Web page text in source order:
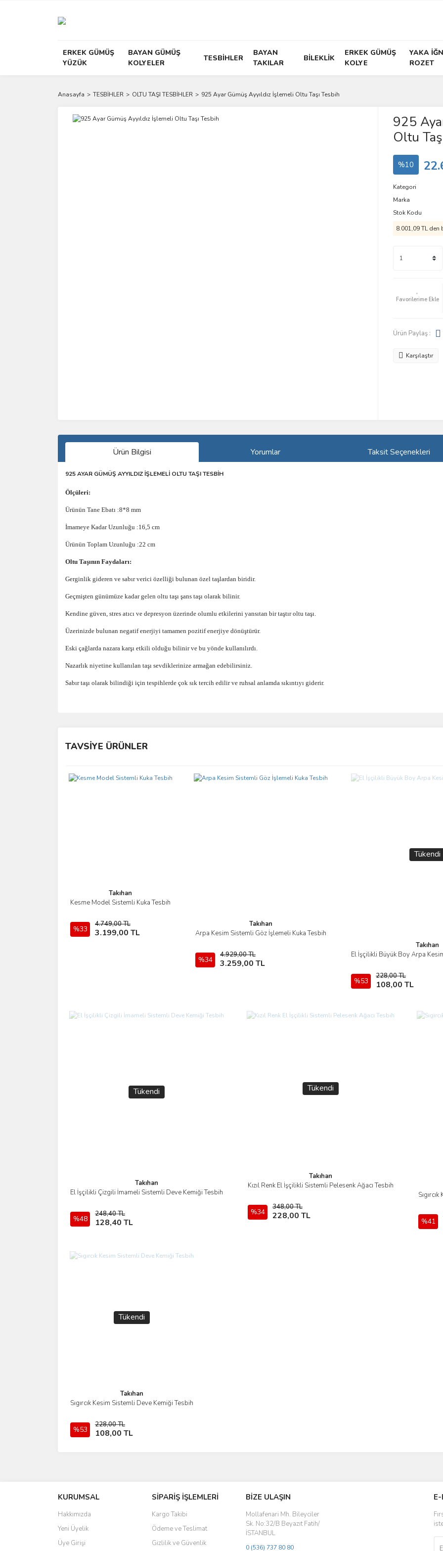
ERKEK GÜMÜŞ
YÜZÜK
BAYAN GÜMÜŞ
KOLYELER
TESBİHLER
BAYAN
TAKILAR
BİLEKLİK
ERKEK GÜMÜŞ
KOLYE
YAKA
ROZET
Anasayfa TESBİHLER OLTU TAŞI TESBİHLER 925 Ayar Gümüş Ayyıldız İşlemeli Oltu Taşı Tesbih
925
Oltu
%10
Kategori
Marka
Stok Kodu
8.001,09 TL
Ürün Paylaş :
Karşılaştır
Ürün Bilgisi Yorumlar Taksit Seçenekleri
925 AYAR GÜMÜŞ AYYILDIZ İŞLEMELİ OLTU TAŞI TESBİH
Ölçüleri:
Ürünün Tane Ebatı :8*8 mm
İmameye Kadar Uzunluğu :16,5 cm
Ürünün Toplam Uzunluğu :22 cm
Oltu Taşının Faydaları:
Gerginlik gideren ve sabır verici özelliği bulunan özel taşlardan biridir.
Geçmişten günümüze kadar gelen oltu taşı şans taşı olarak bilinir.
Kendine güven, stres atıcı ve depresyon üzerinde olumlu etkilerini yansıtan bir taştır oltu taşı.
Üzerinizde bulunan negatif enerjiyi tamamen pozitif enerjiye dönüştürür.
Eski çağlarda nazara karşı etkili olduğu bilinir ve bu yönde kullanılırdı.
Nazarlık niyetine kullanılan taşı sevdiklerinize armağan edebilirsiniz.
Sabır taşı olarak bilindiği için tespihlerde çok sık tercih edilir ve ruhsal anlamda sıkıntıyı giderir.
Ürün açıklamasında eksik bilgiler bulunuyor.
TAVSİYE ÜRÜNLER
Takıhan
Kesme Model Sistemli Kuka Tesbih
%33
4.749,00 TL
3.199,00 TL
İncele
Sepete Ekle
Takıhan
Arpa Kesim Sistemli Göz İşlemeli Kuka Tesbih
%34
4.929,00 TL
3.259,00 TL
İncele
Sepete Ekle
Tükendi
Takıhan
El İşçilikli Büyük Boy Arpa
%53
228,00 TL
108,00 TL
İncele
Tükendi
Takıhan
El İşçilikli Çizgili İmameli Sistemli Deve Kemiği Tesbih
%48
248,40 TL
128,40 TL
İncele
Tükendi
Takıhan
Kızıl Renk El İşçilikli Sistemli Pelesenk Ağacı Tesbih
%34
348,00 TL
228,00 TL
İncele
Stokta Yok
%41
Tükendi
Takıhan
Sıgırcık Kesim Sistemli Deve Kemiği Tesbih
%53
228,00 TL
108,00 TL
İncele
Stokta Yok
KURUMSAL
Hakkımızda
Yeni Üyelik
Üye Girişi
SİPARİŞ İŞLEMLERİ
Kargo Takibi
Ödeme ve Teslimat
Gizlilik ve Güvenlik
BİZE ULAŞIN
Mollafenari Mh. Bileyciler
Sk. No:32/B Beyazıt Fatih/
İSTANBUL
0 (536) 737 80 80